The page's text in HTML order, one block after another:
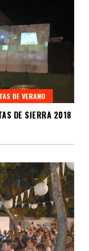
DE VERANO
DE SIERRA 2018